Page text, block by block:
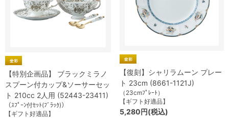
【特別企画品】 ブラックミラノ
スプーン付カップ&ソーサーセッ
ト 210cc 2人用 (52443-23411)
（ｽﾌﾟｰﾝ付ｾｯﾄ(ﾌﾞﾗｯｸ)）
【ギフト好適品】
【復刻】シャリラムーン プレー
ト 23cm (8661-1121J)
（23cmﾌﾟﾚｰﾄ）
【ギフト好適品】
5,280円(税込)